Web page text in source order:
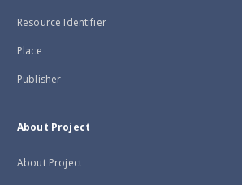
Resource Identifier
Place
Publisher
About Project
About Project